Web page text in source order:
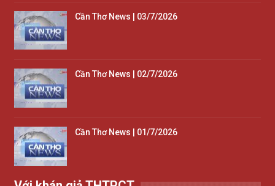
Cần Thơ News | 03/7/2026
Cần Thơ News | 02/7/2026
Cần Thơ News | 01/7/2026